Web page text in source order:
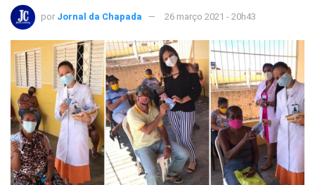
por Jornal da Chapada 26 março 2021 - 20h43